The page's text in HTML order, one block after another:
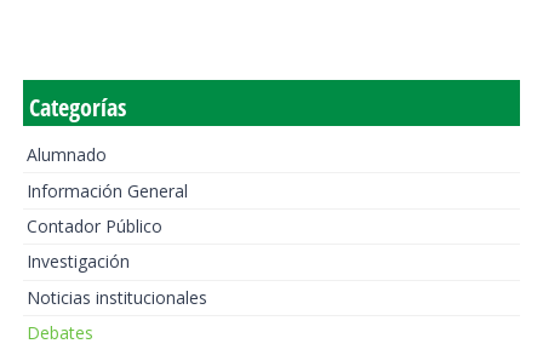
Categorías
Alumnado
Información General
Contador Público
Investigación
Noticias institucionales
Debates